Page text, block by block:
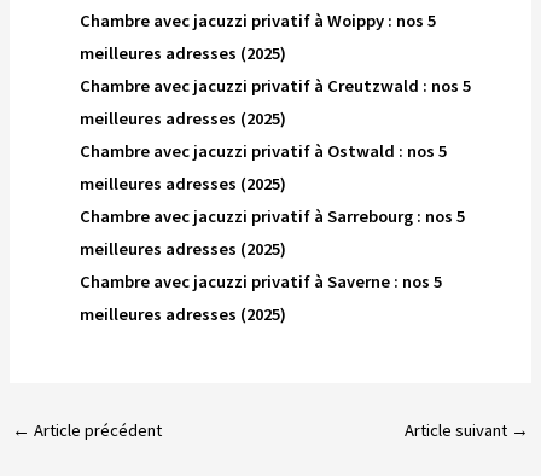
Chambre avec jacuzzi privatif à Woippy : nos 5
meilleures adresses (2025)
Chambre avec jacuzzi privatif à Creutzwald : nos 5
meilleures adresses (2025)
Chambre avec jacuzzi privatif à Ostwald : nos 5
meilleures adresses (2025)
Chambre avec jacuzzi privatif à Sarrebourg : nos 5
meilleures adresses (2025)
Chambre avec jacuzzi privatif à Saverne : nos 5
meilleures adresses (2025)
← Article précédent Article suivant →